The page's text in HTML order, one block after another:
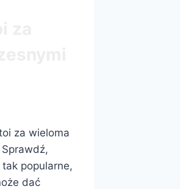
za wieloma
popularne,
dać